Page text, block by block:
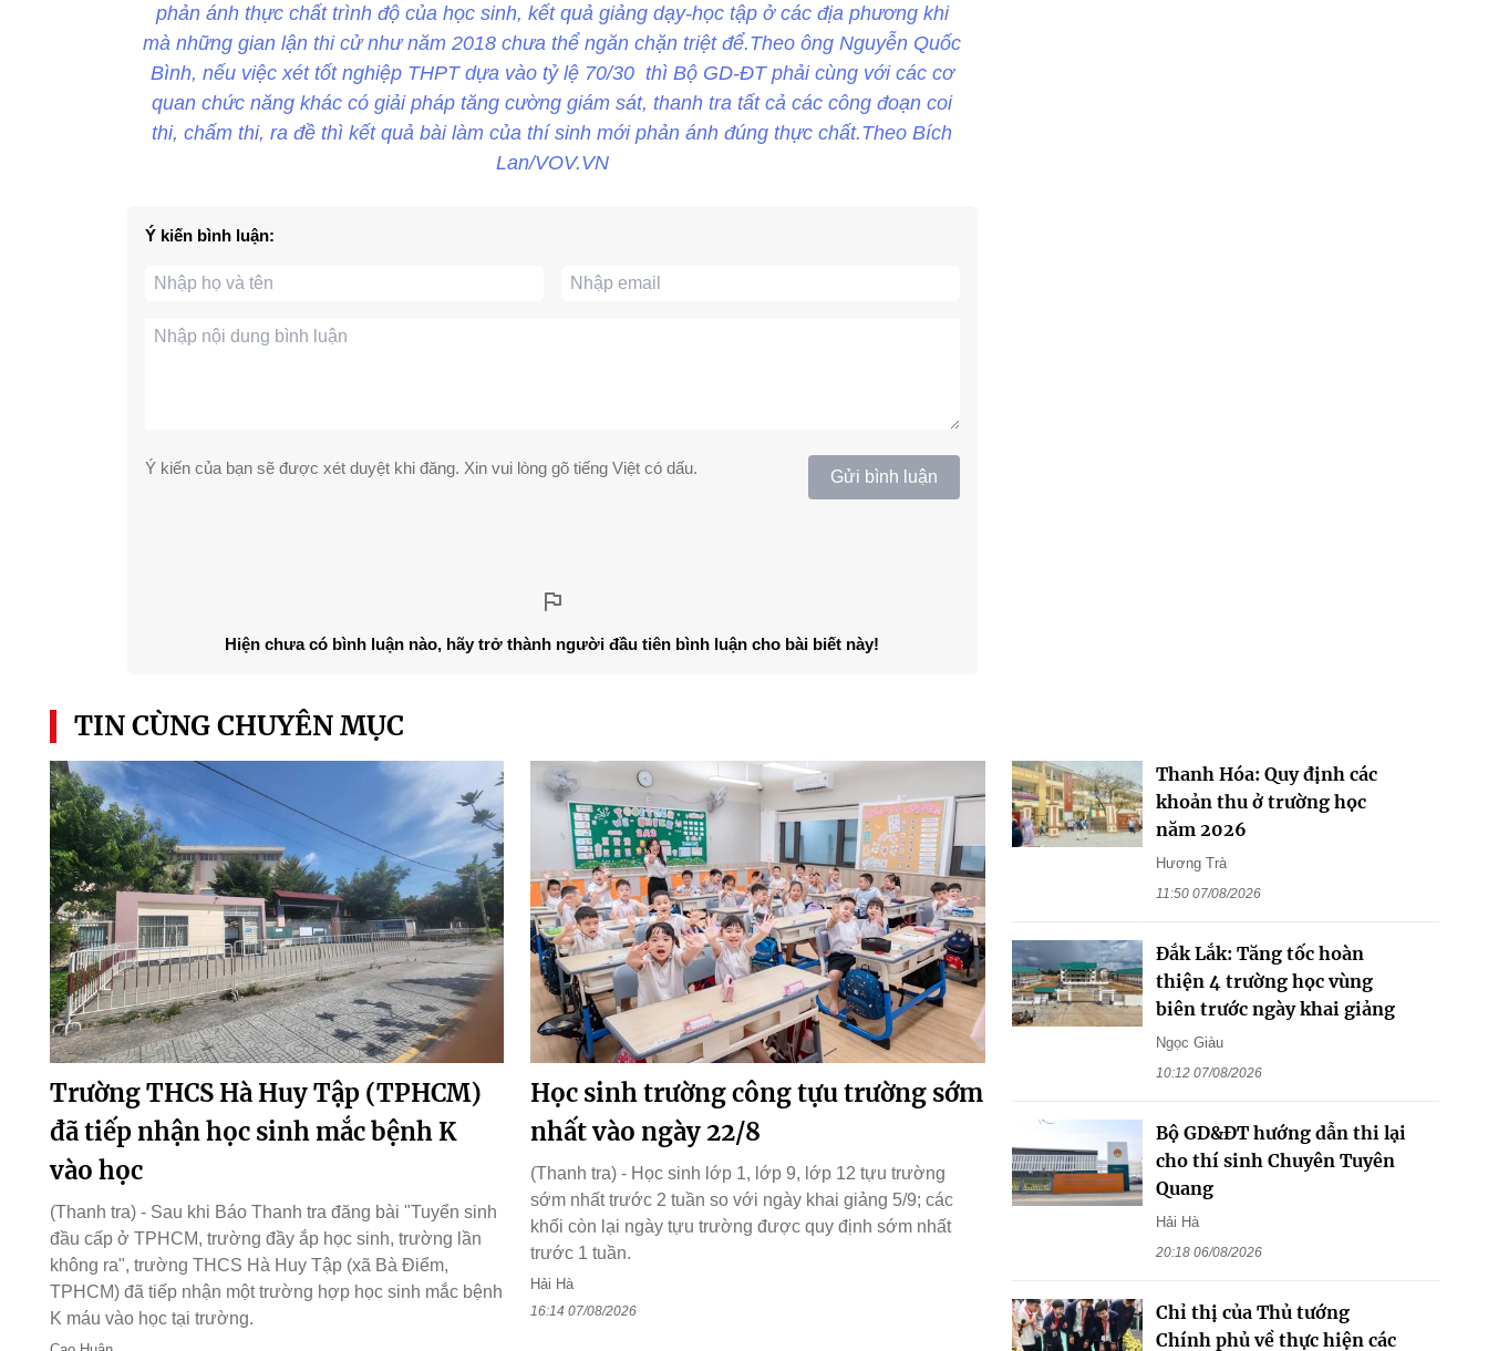
phản ánh thực chất trình độ của học sinh, kết quả giảng dạy-học tập ở các địa phương khi
mà những gian lận thi cử như năm 2018 chưa thể ngăn chặn triệt để.Theo ông Nguyễn Quốc
Bình, nếu việc xét tốt nghiệp THPT dựa vào tỷ lệ 70/30 thì Bộ GD-ĐT phải cùng với các cơ
quan chức năng khác có giải pháp tăng cường giám sát, thanh tra tất cả các công đoạn coi
thi, chấm thi, ra đề thì kết quả bài làm của thí sinh mới phản ánh đúng thực chất.Theo Bích
Lan/VOV.VN
Ý kiến bình luận:
Ý kiến của bạn sẽ được xét duyệt khi đăng. Xin vui lòng gõ tiếng Việt có dấu. Gửi bình luận
Hiện chưa có bình luận nào, hãy trở thành người đầu tiên bình luận cho bài biết này!
TIN CÙNG CHUYÊN MỤC
Trường THCS Hà Huy Tập (TPHCM)
đã tiếp nhận học sinh mắc bệnh K
vào học
(Thanh tra) - Sau khi Báo Thanh tra đăng bài "Tuyển sinh
đầu cấp ở TPHCM, trường đầy ắp học sinh, trường lần
không ra", trường THCS Hà Huy Tập (xã Bà Điểm,
TPHCM) đã tiếp nhận một trường hợp học sinh mắc bệnh
K máu vào học tại trường.
Học sinh trường công tựu trường sớm
nhất vào ngày 22/8
(Thanh tra) - Học sinh lớp 1, lớp 9, lớp 12 tựu trường
sớm nhất trước 2 tuần so với ngày khai giảng 5/9; các
khối còn lại ngày tựu trường được quy định sớm nhất
trước 1 tuần.
Hải Hà
16:14 07/08/2026
Thanh Hóa: Quy định các
khoản thu ở trường học
năm 2026
Hương Trà
11:50 07/08/2026
Đắk Lắk: Tăng tốc hoàn
thiện 4 trường học vùng
biên trước ngày khai giảng
Ngọc Giàu
10:12 07/08/2026
Bộ GD&ĐT hướng dẫn thi lại
cho thí sinh Chuyên Tuyên
Quang
Hải Hà
20:18 06/08/2026
Chỉ thị của Thủ tướng
Chính phủ về thực hiện các